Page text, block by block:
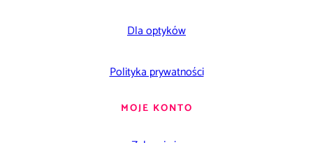
Dla optyków
Polityka prywatności
MOJE KONTO